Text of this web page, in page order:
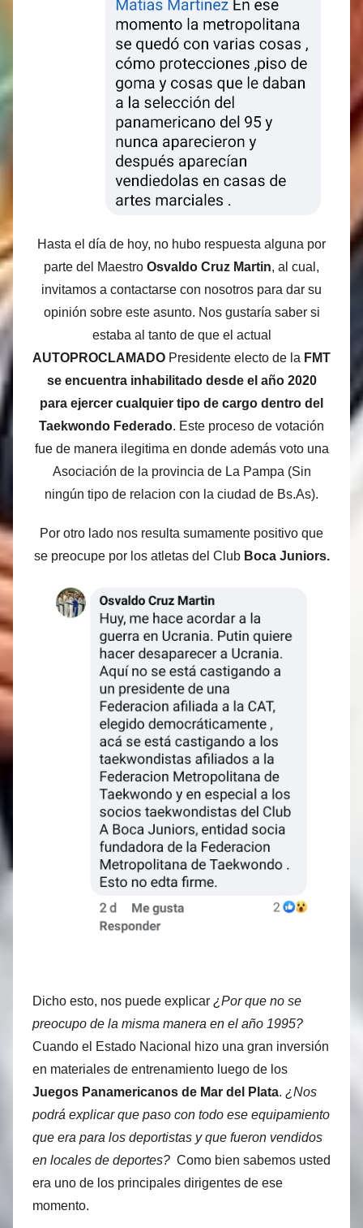
Hasta el día de hoy, no hubo respuesta alguna por
parte del Maestro Osvaldo Cruz Martin, al cual,
invitamos a contactarse con nosotros para dar su
opinión sobre este asunto. Nos gustaría saber si
estaba al tanto de que el actual
AUTOPROCLAMADO Presidente electo de la FMT
se encuentra inhabilitado desde el año 2020
para ejercer cualquier tipo de cargo dentro del
Taekwondo Federado. Este proceso de votación
fue de manera ilegitima en donde además voto una
Asociación de la provincia de La Pampa (Sin
ningún tipo de relacion con la ciudad de Bs.As).
Por otro lado nos resulta sumamente positivo que
se preocupe por los atletas del Club Boca Juniors.
Dicho esto, nos puede explicar ¿Por que no se
preocupo de la misma manera en el año 1995?
Cuando el Estado Nacional hizo una gran inversión
en materiales de entrenamiento luego de los
Juegos Panamericanos de Mar del Plata. ¿Nos
podrá explicar que paso con todo ese equipamiento
que era para los deportistas y que fueron vendidos
en locales de deportes? Como bien sabemos usted
era uno de los principales dirigentes de ese
momento.